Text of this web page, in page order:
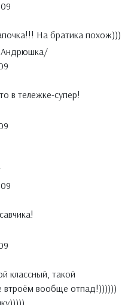
На братика похож)))
Андрюшка/
в тележке-супер!
классный, такой
втроём вообще отпад!))))))